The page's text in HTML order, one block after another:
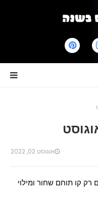
אוגוסט 02, 2022
קו תוחם שחור ומילוי